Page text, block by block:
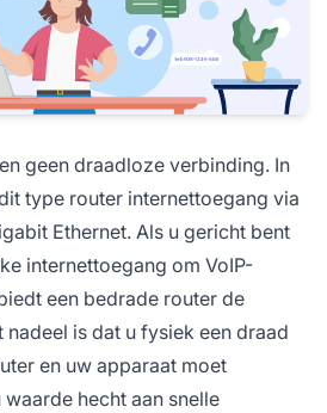
geen draadloze verbinding. In
type router internettoegang via
Ethernet. Als u gericht bent
internettoegang om VoIP-
een bedrade router de
nadeel is dat u fysiek een draad
en uw apparaat moet
hecht aan snelle